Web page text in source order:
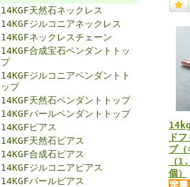
14KGF天然石ネックレス
14KGFジルコニアネックレス
14KGFネックレスチェーン
14KGF合成宝石ペンダントトッ
プ
14KGFジルコニアペンダントト
ップ
14KGF天然石ペンダントトップ
14KGFパールペンダントトップ
14KGFピアス
14KGF天然石ピアス
14KGF合成石ピアス
14KGFジルコニアピアス
14KGFパールピアス
ド
ブ（
（
個）